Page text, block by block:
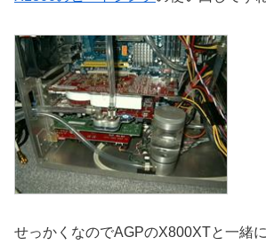
せっかくなのでAGPのX800XTと一緒